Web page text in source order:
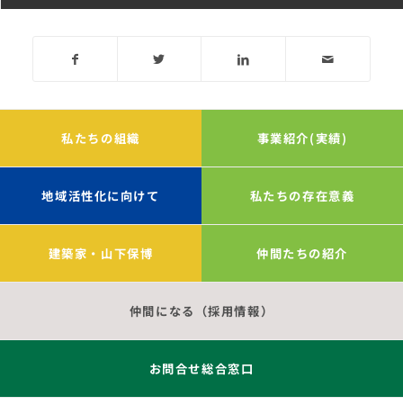
私たちの組織 事業紹介(実績)
地域活性化に向けて 私たちの存在意義
建築家・山下保博 仲間たちの紹介
仲間になる（採用情報）
お問合せ総合窓口